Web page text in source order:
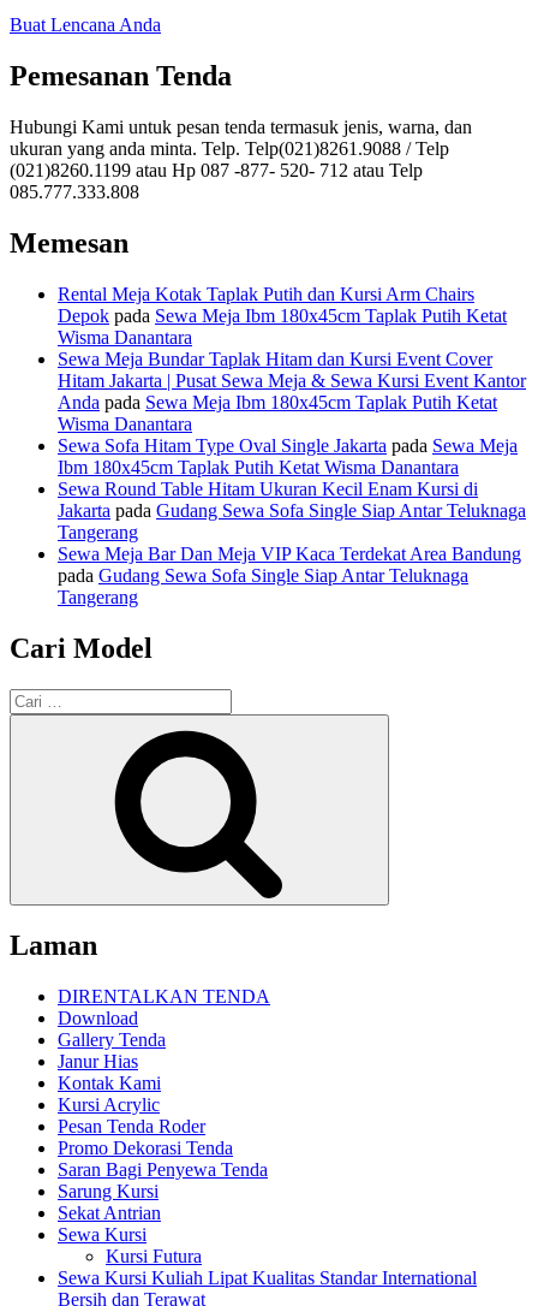
Buat Lencana Anda
Pemesanan Tenda
Hubungi Kami untuk pesan tenda termasuk jenis, warna, dan
ukuran yang anda minta. Telp. Telp(021)8261.9088 / Telp
(021)8260.1199 atau Hp 087 -877- 520- 712 atau Telp
085.777.333.808
Memesan
Rental Meja Kotak Taplak Putih dan Kursi Arm Chairs
Depok pada Sewa Meja Ibm 180x45cm Taplak Putih Ketat
Wisma Danantara
Sewa Meja Bundar Taplak Hitam dan Kursi Event Cover
Hitam Jakarta | Pusat Sewa Meja & Sewa Kursi Event Kantor
Anda pada Sewa Meja Ibm 180x45cm Taplak Putih Ketat
Wisma Danantara
Sewa Sofa Hitam Type Oval Single Jakarta pada Sewa Meja
Ibm 180x45cm Taplak Putih Ketat Wisma Danantara
Sewa Round Table Hitam Ukuran Kecil Enam Kursi di
Jakarta pada Gudang Sewa Sofa Single Siap Antar Teluknaga
Tangerang
Sewa Meja Bar Dan Meja VIP Kaca Terdekat Area Bandung
pada Gudang Sewa Sofa Single Siap Antar Teluknaga
Tangerang
Cari Model
Pencarian
untuk:
Laman
DIRENTALKAN TENDA
Download
Gallery Tenda
Janur Hias
Kontak Kami
Kursi Acrylic
Pesan Tenda Roder
Promo Dekorasi Tenda
Saran Bagi Penyewa Tenda
Sarung Kursi
Sekat Antrian
Sewa Kursi
Kursi Futura
Sewa Kursi Kuliah Lipat Kualitas Standar International
Bersih dan Terawat